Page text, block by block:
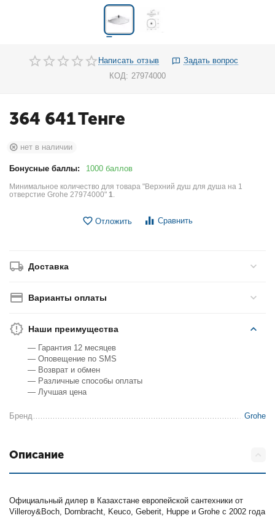
Написать отзыв
Задать вопрос
КОД: 27974000
364 641Тенге
нет в наличии
Бонусные баллы: 1000 баллов
Минимальное количество для товара "Верхний душ для душа на 1
отверстие Grohe 27974000"1.
Отложить Сравнить
Доставка
Варианты оплаты
Наши преимущества
— Гарантия 12 месяцев
— Оповещение по SMS
— Возврат и обмен
— Различные способы оплаты
— Лучшая цена
Бренд Grohe
Описание
Официальный дилер в Казахстане европейской сантехники от
Villeroy&Boch, Dornbracht, Keuco, Geberit, Huppe и Grohe с 2002 года